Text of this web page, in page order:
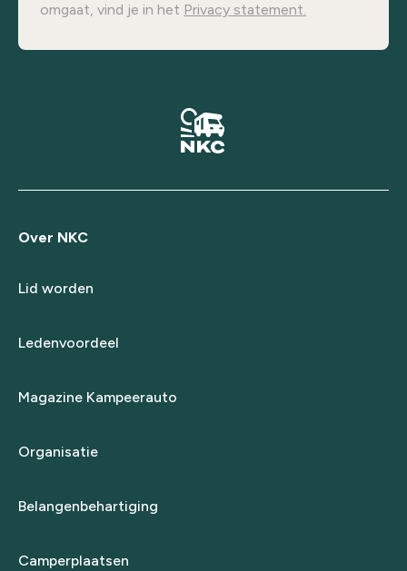
omgaat, vind je in het Privacy statement.
Over NKC
Lid worden
Ledenvoordeel
Magazine Kampeerauto
Organisatie
Belangenbehartiging
Camperplaatsen